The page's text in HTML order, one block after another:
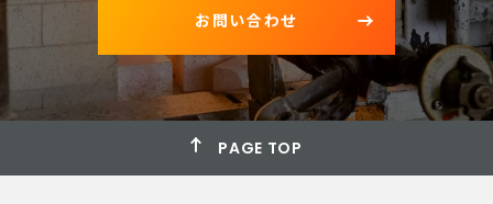
お問い合わせ
PAGE TOP